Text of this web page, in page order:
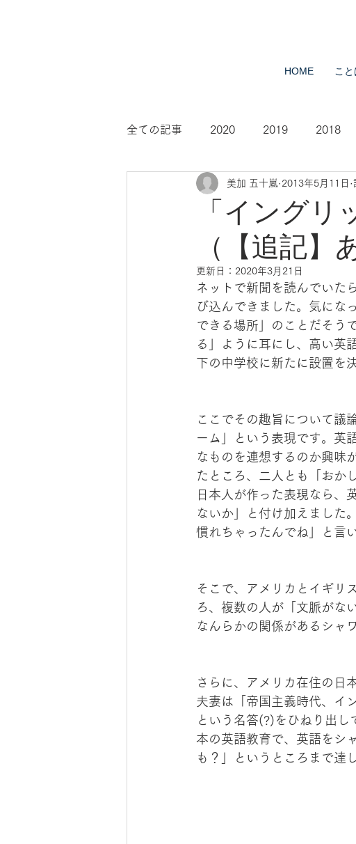
HOME こ
全ての記事 2020 2019 2018
2009 2008 2007
「イングリ
（【追記】
美加 五十嵐 2013年5月11日
更新日： 2020年3月21日
ネットで新聞を読んでいた
び込んできました。気にな
できる場所」のことだそう
る」ように耳にし、高い英
下の中学校に新たに設置を
ここでその趣旨について議
ーム」という表現です。英
なものを連想するのか興味
たところ、二人とも「おか
日本人が作った表現なら、
ないか」と付け加えました
慣れちゃったんでね」と言
そこで、アメリカとイギリ
ろ、複数の人が「文脈がな
なんらかの関係があるシャ
さらに、アメリカ在住の日
夫妻は「帝国主義時代、イ
という名答(?)をひねり出し
本の英語教育で、英語をシ
も？」というところまで達